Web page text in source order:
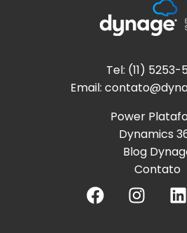
Tel: (11) 5253-
Email:
Power
Dynamics
Blog
Contato